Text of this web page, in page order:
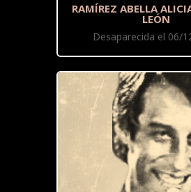
RAMÍREZ ABELLA
LEÓN
Desaparecida el 06/